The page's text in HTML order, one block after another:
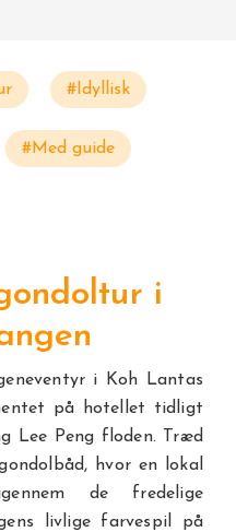
#Idyllisk
#Med guide
i
i Koh Lantas
på hotellet tidligt
Lee Peng floden. Træd
hvor en lokal
de fredelige
livlige farvespil på